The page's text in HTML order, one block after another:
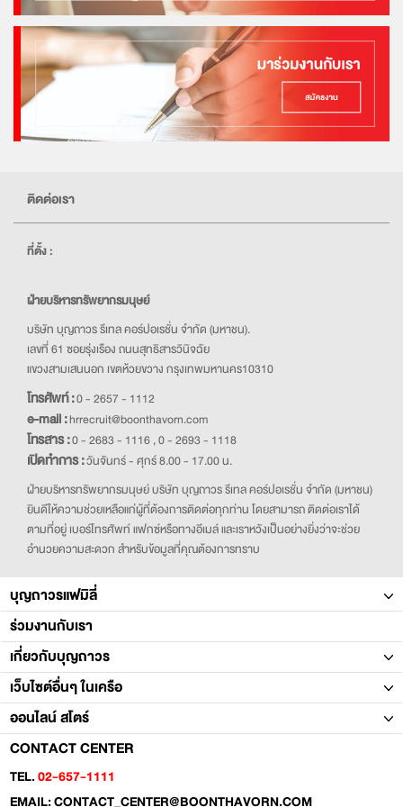
ติดต่อเรา
ที่ตั้ง :
ฝ่ายบริหารทรัพยากรมนุษย์
บริษัท บุญถาวร รีเทล คอร์ปอเรชั่น จำกัด (มหาชน).
เลขที่ 61 ซอยรุ่งเรือง ถนนสุทธิสารวินิจฉัย
แขวงสามเสนนอก เขตห้วยขวาง กรุงเทพมหานคร10310
โทรศัพท์ :0 - 2657 - 1112
e-mail :hrrecruit@boonthavorn.com
โทรสาร :0 - 2683 - 1116 , 0 - 2693 - 1118
เปิดทำการ :วันจันทร์ - ศุกร์ 8.00 - 17.00 น.
ฝ่ายบริหารทรัพยากรมนุษย์ บริษัท บุญถาวร รีเทล คอร์ปอเรชั่น จำกัด (มหาชน)
ยินดีให้ความช่วยเหลือแก่ผู้ที่ต้องการติดต่อทุกท่าน โดยสามารถ ติดต่อเราได้
ตามที่อยู่ เบอร์โทรศัพท์ แฟกซ์หรือทางอีเมล์ และเราหวังเป็นอย่างยิ่งว่าจะช่วย
อำนวยความสะดวก สำหรับข้อมูลที่คุณต้องการทราบ
บุญถาวรแฟมิลี่
ร่วมงานกับเรา
เกี่ยวกับบุญถาวร
เว็บไซต์อื่นๆ ในเครือ
ออนไลน์ สโตร์
CONTACT CENTER
TEL.02-657-1111
EMAIL: CONTACT_CENTER@BOONTHAVORN.COM